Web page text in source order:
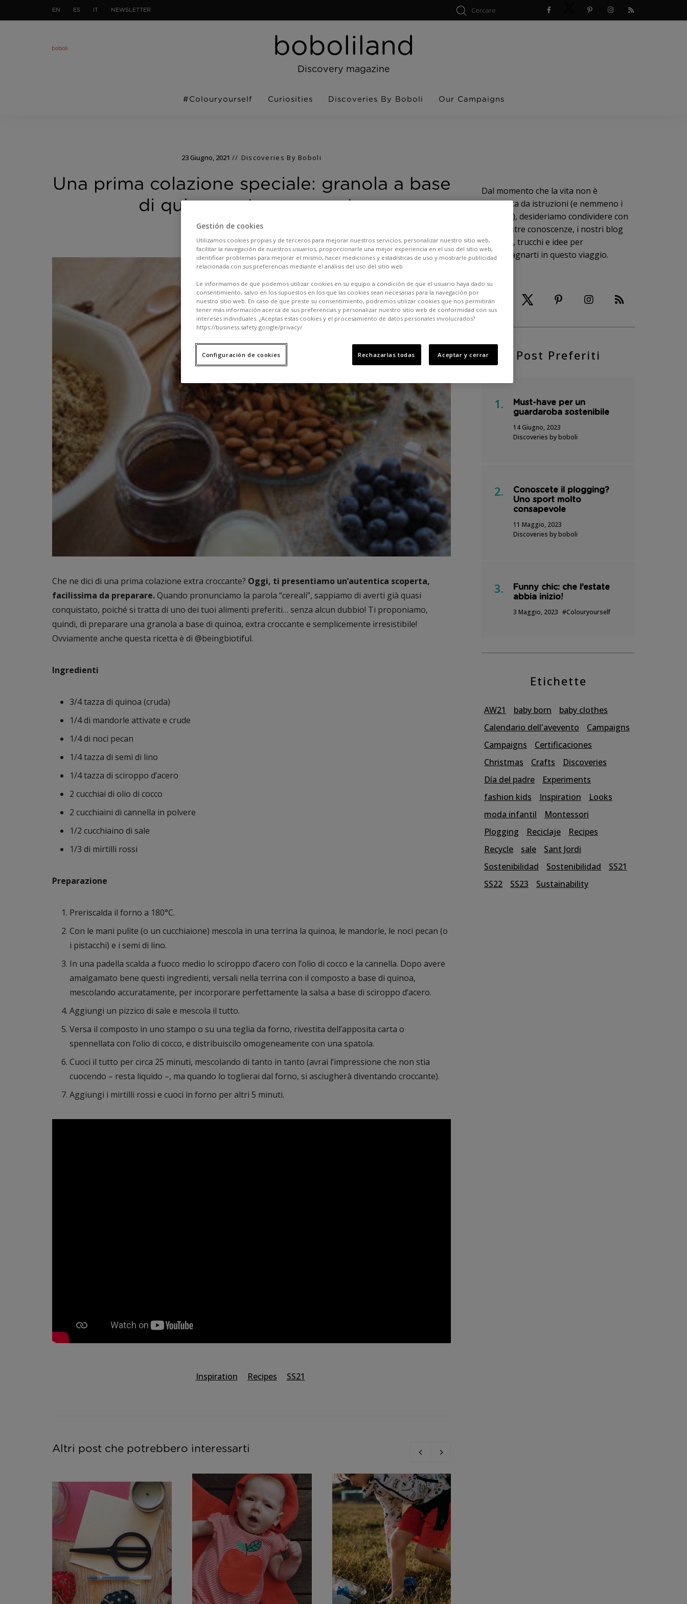
EN ES IT NEWSLETTER
boboliland
Discovery magazine
#Colouryourself Curiosities Discoveries By Boboli Our Campaigns
23 Giugno, 2021 Discoveries By Boboli
Una prima colazione speciale: granola a base
di quinoa extra croccante
Che ne dici di una prima colazione extra croccante? Oggi, ti presentiamo un’autentica scoperta,
facilissima da preparare.Quando pronunciamo la parola “cereali”, sappiamo di averti già quasi
conquistato, poiché si tratta di uno dei tuoi alimenti preferiti… senza alcun dubbio! Ti proponiamo,
quindi, di preparare una granola a base di quinoa, extra croccante e semplicemente irresistibile!
Ovviamente anche questa ricetta è di @beingbiotiful.
Ingredienti
3/4 tazza di quinoa (cruda)
1/4 di mandorle attivate e crude
1/4 di noci pecan
1/4 tazza di semi di lino
1/4 tazza di sciroppo d’acero
2 cucchiai di olio di cocco
2 cucchiaini di cannella in polvere
1/2 cucchiaino di sale
1/3 di mirtilli rossi
Preparazione
Preriscalda il forno a 180°C.
Con le mani pulite (o un cucchiaione) mescola in una terrina la quinoa, le mandorle, le noci pecan (o
i pistacchi) e i semi di lino.
In una padella scalda a fuoco medio lo sciroppo d’acero con l’olio di cocco e la cannella. Dopo avere
amalgamato bene questi ingredienti, versali nella terrina con il composto a base di quinoa,
mescolando accuratamente, per incorporare perfettamente la salsa a base di sciroppo d’acero.
Aggiungi un pizzico di sale e mescola il tutto.
Versa il composto in uno stampo o su una teglia da forno, rivestita dell’apposita carta o
spennellata con l’olio di cocco, e distribuiscilo omogeneamente con una spatola.
Cuoci il tutto per circa 25 minuti, mescolando di tanto in tanto (avrai l’impressione che non stia
cuocendo – resta liquido –, ma quando lo toglierai dal forno, si asciugherà diventando croccante).
Aggiungi i mirtilli rossi e cuoci in forno per altri 5 minuti.
Inspiration Recipes SS21
Altri post che potrebbero interessarti
Dal momento che la vita non è
corredata da istruzioni (e nemmeno i
bambini), desideriamo condividere con
te le nostre conoscenze, i nostri blog
preferiti, trucchi e idee per
accompagnarti in questo viaggio.
Post Preferiti
Must-have per un
guardaroba sostenibile
14 Giugno, 2023
Discoveries by boboli
Conoscete il plogging?
Uno sport molto
consapevole
11 Maggio, 2023
Discoveries by boboli
Funny chic: che l’estate
abbia inizio!
3 Maggio, 2023 #Colouryourself
Etichette
AW21 baby born
baby clothes
Calendario dell'avevento
Campaigns
Campaigns
Certificaciones
Christmas
Crafts
Discoveries
Día del padre
Experiments
fashion kids
Inspiration
Looks
moda infantil
Montessori
Plogging
Reciclaje
Recipes
Recycle
sale
Sant Jordi
Sostenibilidad
Sostenibilidad
SS21
SS22
SS23 Sustainability
Gestión de cookies
Utilizamos cookies propias y de terceros para mejorar nuestros servicios, personalizar nuestro sitio web,
facilitar la navegación de nuestros usuarios, proporcionarle una mejor experiencia en el uso del sitio web,
identificar problemas para mejorar el mismo, hacer mediciones y estadísticas de uso y mostrarle publicidad
relacionada con sus preferencias mediante el análisis del uso del sitio web.
Le informamos de que podemos utilizar cookies en su equipo a condición de que el usuario haya dado su
consentimiento, salvo en los supuestos en los que las cookies sean necesarias para la navegación por
nuestro sitio web. En caso de que preste su consentimiento, podremos utilizar cookies que nos permitirán
tener más información acerca de sus preferencias y personalizar nuestro sitio web de conformidad con sus
intereses individuales. ¿Aceptas estas cookies y el procesamiento de datos personales involucrados?
https://business.safety.google/privacy/
Configuración de cookies Rechazarlas todas Aceptar y cerrar